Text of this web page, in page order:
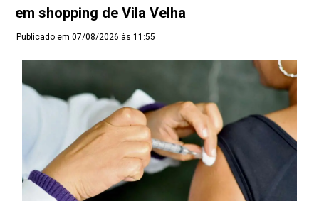
em shopping de Vila Velha
Publicado em 07/08/2026 às 11:55